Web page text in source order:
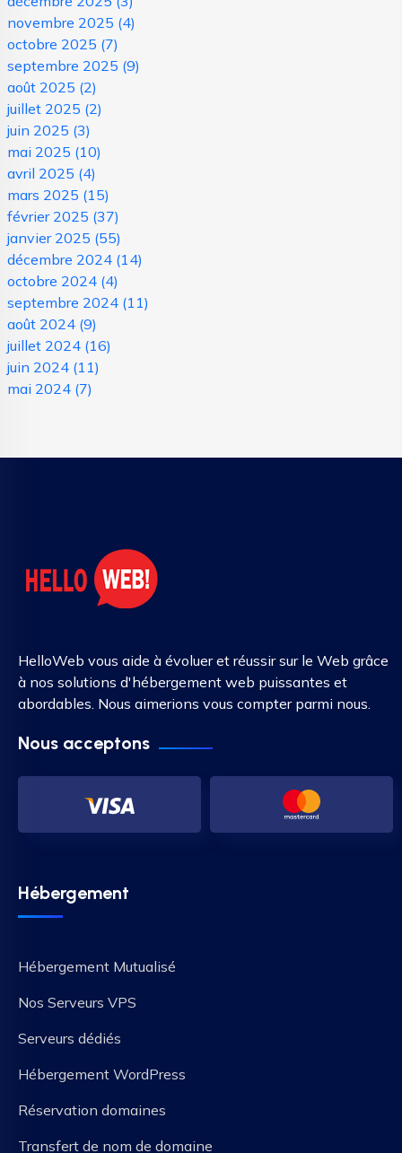
novembre 2025 (4)
octobre 2025 (7)
septembre 2025 (9)
août 2025 (2)
juillet 2025 (2)
juin 2025 (3)
mai 2025 (10)
avril 2025 (4)
mars 2025 (15)
février 2025 (37)
janvier 2025 (55)
décembre 2024 (14)
octobre 2024 (4)
septembre 2024 (11)
août 2024 (9)
juillet 2024 (16)
juin 2024 (11)
mai 2024 (7)
HelloWeb vous aide à évoluer et réussir sur le Web grâce
à nos solutions d'hébergement web puissantes et
abordables. Nous aimerions vous compter parmi nous.
Nous acceptons
Hébergement
Hébergement Mutualisé
Nos Serveurs VPS
Serveurs dédiés
Hébergement WordPress
Réservation domaines
Transfert de nom de domaine